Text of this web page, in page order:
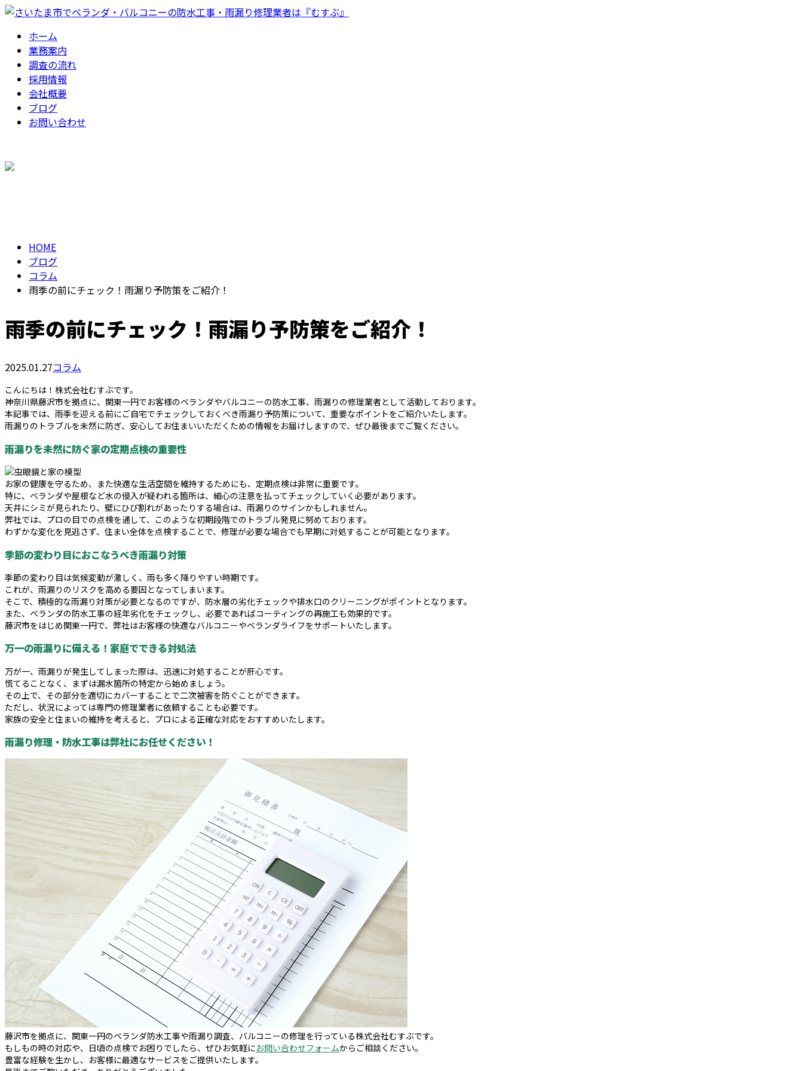
ホーム
業務案内
調査の流れ
採用情報
会社概要
ブログ
お問い合わせ
HOME
ブログ
コラム
雨季の前にチェック！雨漏り予防策をご紹介！
雨季の前にチェック！雨漏り予防策をご紹介！
2025.01.27コラム
こんにちは！株式会社むすぶです。
神奈川県藤沢市を拠点に、関東一円でお客様のベランダやバルコニーの防水工事、雨漏りの修理業者として活動しております。
本記事では、雨季を迎える前にご自宅でチェックしておくべき雨漏り予防策について、重要なポイントをご紹介いたします。
雨漏りのトラブルを未然に防ぎ、安心してお住まいいただくための情報をお届けしますので、ぜひ最後までご覧ください。
雨漏りを未然に防ぐ家の定期点検の重要性
お家の健康を守るため、また快適な生活空間を維持するためにも、定期点検は非常に重要です。
特に、ベランダや屋根など水の侵入が疑われる箇所は、細心の注意を払ってチェックしていく必要があります。
天井にシミが見られたり、壁にひび割れがあったりする場合は、雨漏りのサインかもしれません。
弊社では、プロの目での点検を通して、このような初期段階でのトラブル発見に努めております。
わずかな変化を見逃さず、住まい全体を点検することで、修理が必要な場合でも早期に対処することが可能となります。
季節の変わり目におこなうべき雨漏り対策
季節の変わり目は気候変動が激しく、雨も多く降りやすい時期です。
これが、雨漏りのリスクを高める要因となってしまいます。
そこで、積極的な雨漏り対策が必要となるのですが、防水層の劣化チェックや排水口のクリーニングがポイントとなります。
また、ベランダの防水工事の経年劣化をチェックし、必要であればコーティングの再施工も効果的です。
藤沢市をはじめ関東一円で、弊社はお客様の快適なバルコニーやベランダライフをサポートいたします。
万一の雨漏りに備える！家庭でできる対処法
万が一、雨漏りが発生してしまった際は、迅速に対処することが肝心です。
慌てることなく、まずは漏水箇所の特定から始めましょう。
その上で、その部分を適切にカバーすることで二次被害を防ぐことができます。
ただし、状況によっては専門の修理業者に依頼することも必要です。
家族の安全と住まいの維持を考えると、プロによる正確な対応をおすすめいたします。
雨漏り修理・防水工事は弊社にお任せください！
藤沢市を拠点に、関東一円のベランダ防水工事や雨漏り調査、バルコニーの修理を行っている株式会社むすぶです。
もしもの時の対応や、日頃の点検でお困りでしたら、ぜひお気軽にお問い合わせフォームからご相談ください。
豊富な経験を生かし、お客様に最適なサービスをご提供いたします。